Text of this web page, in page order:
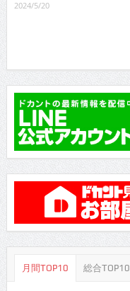
2024/5/20
月間TOP10 総合TOP10